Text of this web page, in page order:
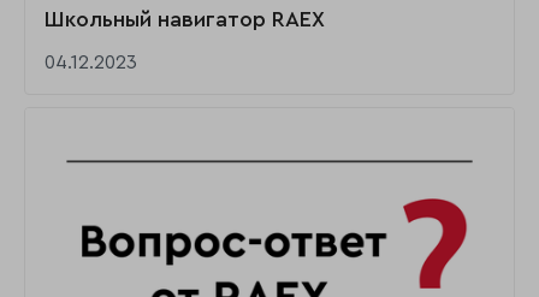
Школьный навигатор RAEX
04.12.2023